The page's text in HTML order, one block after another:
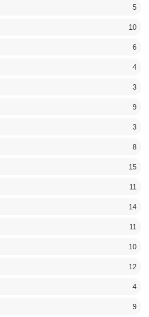
5
10
6
4
3
9
3
8
15
11
14
11
10
12
4
9